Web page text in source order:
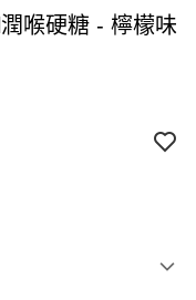
喉硬糖 - 檸檬味